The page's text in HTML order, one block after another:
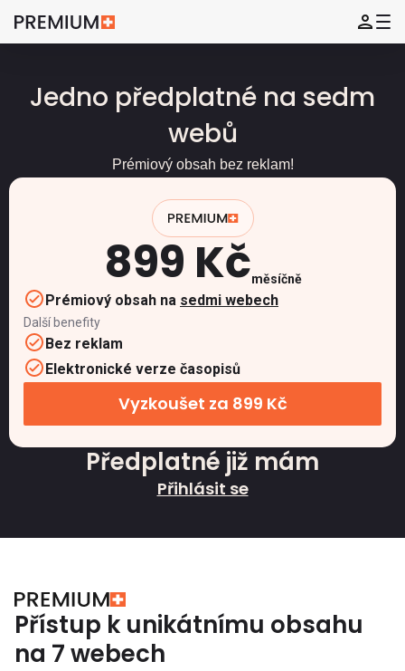
Jedno předplatné na sedm
webů
Prémiový obsah bez reklam!
899 Kčměsíčně
Prémiový obsah na sedmi webech
Další benefity
Bez reklam
Elektronické verze časopisů
Vyzkoušet za 899 Kč
Předplatné již mám
Přihlásit se
Přístup k unikátnímu obsahu
na 7 webech